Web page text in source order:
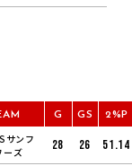
G GS 2%P
サンフ
ーズ
28 26 51.14